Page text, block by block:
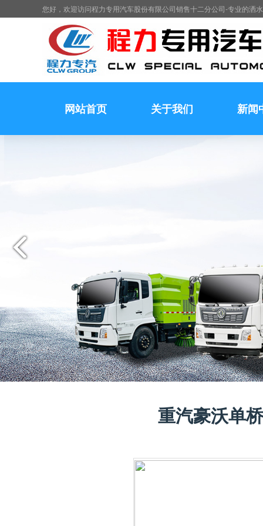
您好，欢迎访问程力专用汽车股份有限公司销售十二分公司-专业的洒
网站首页 关于我们 新闻
重汽豪沃单